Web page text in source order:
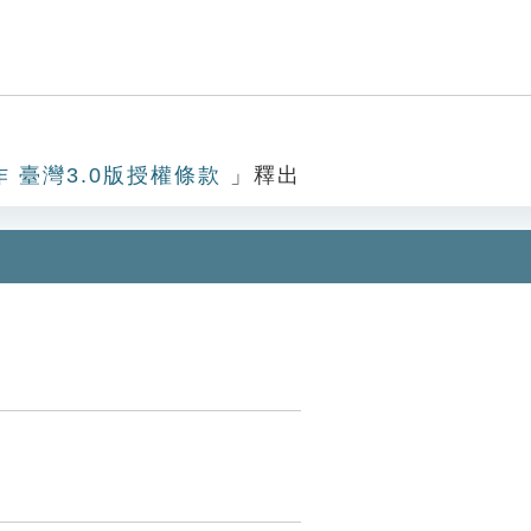
臺灣3.0版授權條款 」釋出